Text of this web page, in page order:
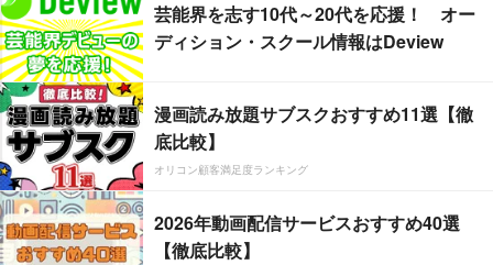
芸能界を志す10代～20代を応援！ オー
ディション・スクール情報はDeview
漫画読み放題サブスクおすすめ11選【徹
底比較】
オリコン顧客満足度ランキング
2026年動画配信サービスおすすめ40選
【徹底比較】